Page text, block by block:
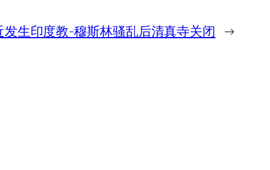
生印度教-穆斯林骚乱后清真寺关闭 →